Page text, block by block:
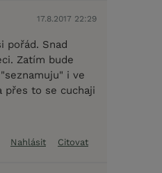
17.8.2017 22:29
pořád. Snad
Zatím bude
i ve
to se cuchaji
Nahlásit Citovat